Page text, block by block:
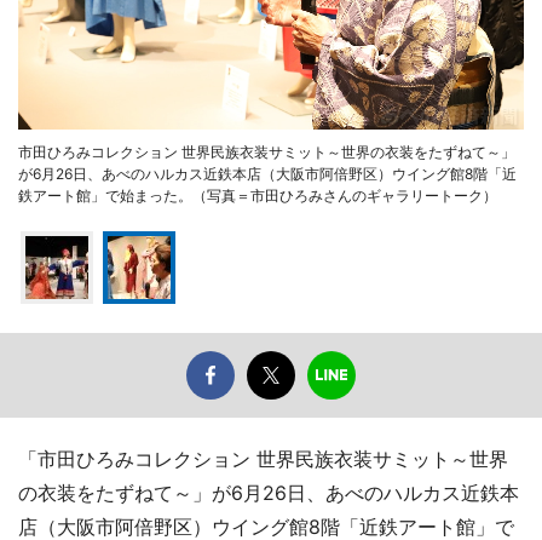
市田ひろみコレクション 世界民族衣装サミット～世界の衣装をたずねて～」
が6月26日、あべのハルカス近鉄本店（大阪市阿倍野区）ウイング館8階「近
鉄アート館」で始まった。（写真＝市田ひろみさんのギャラリートーク）
「市田ひろみコレクション 世界民族衣装サミット～世界
の衣装をたずねて～」が6月26日、あべのハルカス近鉄本
店（大阪市阿倍野区）ウイング館8階「近鉄アート館」で